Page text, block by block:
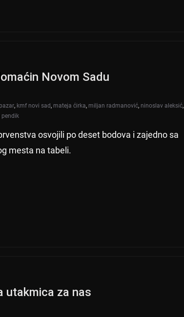
Novom Sadu
, kmf novi sad, mateja ćirka, miljan radmanović, ninoslav aleksić,
pendik
osvojili po deset bodova i zajedno sa
mesta na tabeli.
utakmica za nas